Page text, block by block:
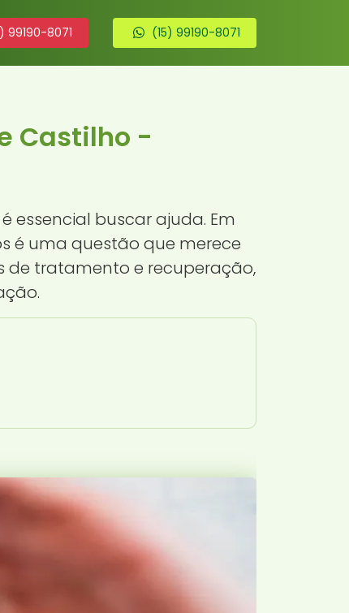
99190-8071 (15) 99190-8071
Castilho -
essencial buscar ajuda. Em
é uma questão que merece
de tratamento e recuperação,